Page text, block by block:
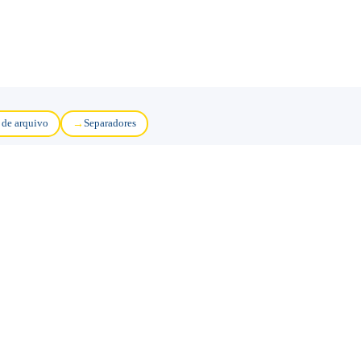
de arquivo Separadores